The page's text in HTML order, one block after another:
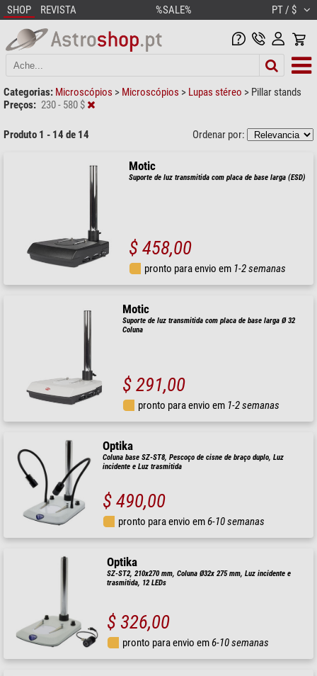
SHOP REVISTA %SALE% PT / $
Categorias: Microscópios > Microscópios > Lupas stéreo > Pillar stands
Preços: 230 - 580 $
Produto 1 - 14 de 14 Ordenar por:
Motic
Suporte de luz transmitida com placa de base larga (ESD)
$ 458,00
pronto para envio em 1-2 semanas
Motic
Suporte de luz transmitida com placa de base larga Ø 32
Coluna
$ 291,00
pronto para envio em 1-2 semanas
Optika
Coluna base SZ-ST8, Pescoço de cisne de braço duplo, Luz
incidente e Luz trasmitida
$ 490,00
pronto para envio em6-10 semanas
Optika
SZ-ST2, 210x270 mm, Coluna Ø32x 275 mm, Luz incidente e
trasmitida, 12 LEDs
$ 326,00
pronto para envio em6-10 semanas